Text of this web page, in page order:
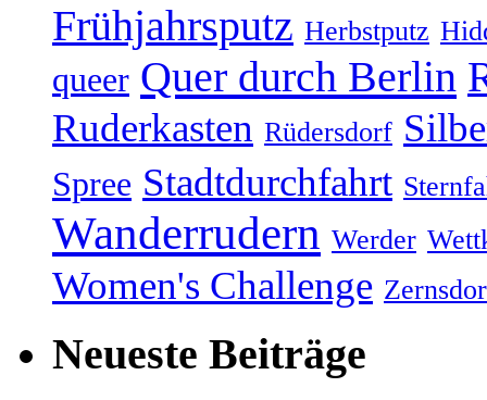
Frühjahrsputz Herbstputz
queer Quer durch Berlin
Ruderkasten Rüdersdorf
Spree Stadtdurchfahrt
Wanderrudern Werder
Women's Challenge
Neueste Beiträge